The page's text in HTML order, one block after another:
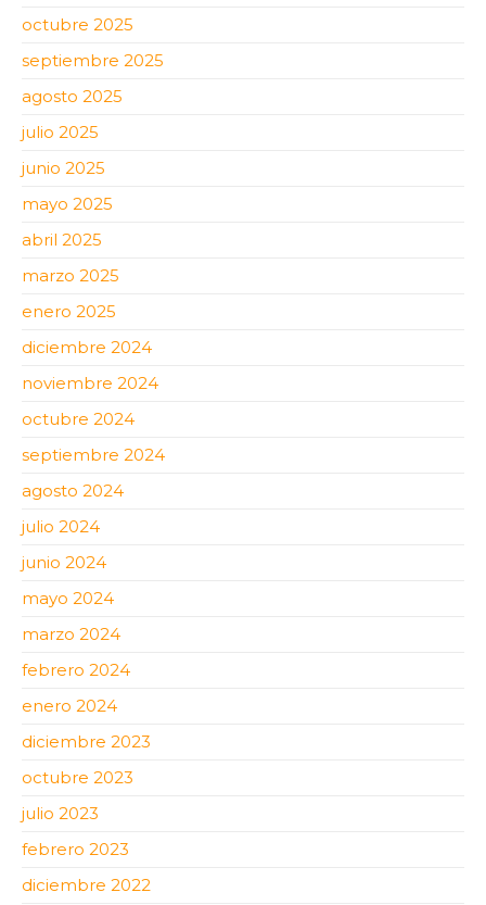
octubre 2025
septiembre 2025
agosto 2025
julio 2025
junio 2025
mayo 2025
abril 2025
marzo 2025
enero 2025
diciembre 2024
noviembre 2024
octubre 2024
septiembre 2024
agosto 2024
julio 2024
junio 2024
mayo 2024
marzo 2024
febrero 2024
enero 2024
diciembre 2023
octubre 2023
julio 2023
febrero 2023
diciembre 2022